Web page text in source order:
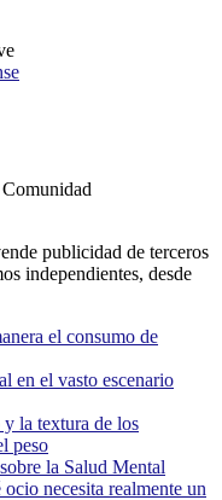
publicidad de terceros
independientes, desde
el consumo de
en el vasto escenario
la textura de los
peso
la Salud Mental
necesita realmente un